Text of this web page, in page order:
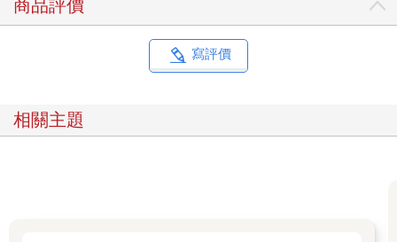
商品評價
寫評價
相關主題